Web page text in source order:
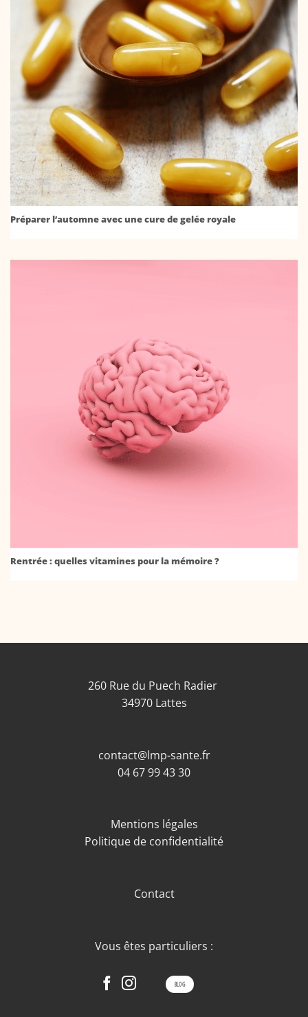
Préparer l’automne avec une cure de gelée royale
Rentrée : quelles vitamines pour la mémoire ?
260 Rue du Puech Radier
34970 Lattes
contact@lmp-sante.fr
04 67 99 43 30
Mentions légales
Politique de confidentialité
Contact
Vous êtes particuliers :
BLOG